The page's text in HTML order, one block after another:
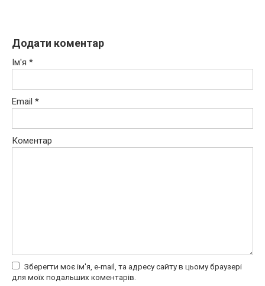
Додати коментар
Ім'я *
Email *
Коментар
Зберегти моє ім'я, e-mail, та адресу сайту в цьому браузері
для моїх подальших коментарів.